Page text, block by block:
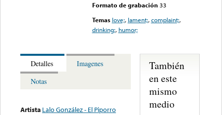
Formato de grabación 33
Temas love;, lament;,complaint;,
drinking;, humor;
Detalles
Imagenes
Notas
Artista Lalo González - El Piporro
También
en este
mismo
medio